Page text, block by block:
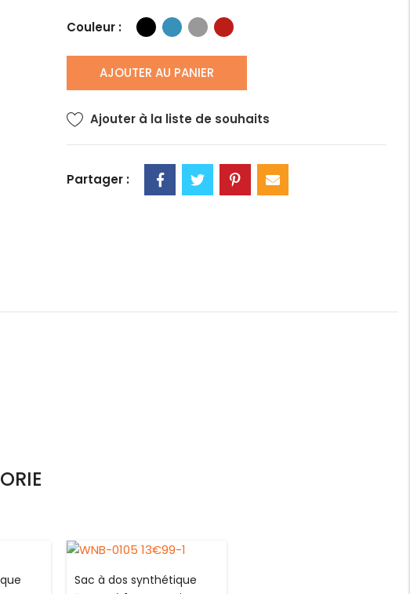
Couleur :
AJOUTER AU PANIER
Ajouter à la liste de souhaits
Partager :
Sac à dos synthétique